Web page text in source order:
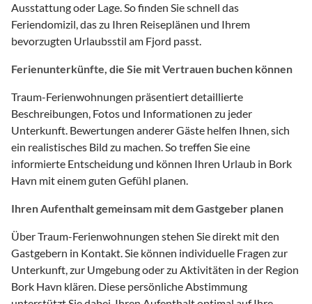
Ausstattung oder Lage. So finden Sie schnell das
Feriendomizil, das zu Ihren Reiseplänen und Ihrem
bevorzugten Urlaubsstil am Fjord passt.
Ferienunterkünfte, die Sie mit Vertrauen buchen können
Traum-Ferienwohnungen präsentiert detaillierte
Beschreibungen, Fotos und Informationen zu jeder
Unterkunft. Bewertungen anderer Gäste helfen Ihnen, sich
ein realistisches Bild zu machen. So treffen Sie eine
informierte Entscheidung und können Ihren Urlaub in Bork
Havn mit einem guten Gefühl planen.
Ihren Aufenthalt gemeinsam mit dem Gastgeber planen
Über Traum-Ferienwohnungen stehen Sie direkt mit den
Gastgebern in Kontakt. Sie können individuelle Fragen zur
Unterkunft, zur Umgebung oder zu Aktivitäten in der Region
Bork Havn klären. Diese persönliche Abstimmung